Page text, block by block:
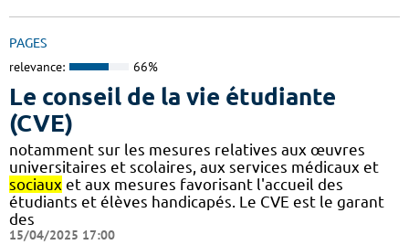
PAGES
relevance: 66%
Le conseil de la vie étudiante
(CVE)
notamment sur les mesures relatives aux œuvres
universitaires et scolaires, aux services médicaux et
sociaux et aux mesures favorisant l'accueil des
étudiants et élèves handicapés. Le CVE est le garant
des
15/04/2025 17:00